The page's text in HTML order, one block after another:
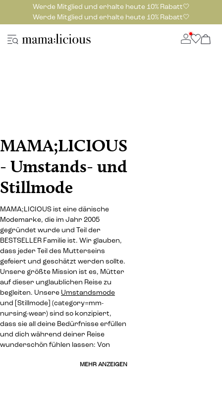
Werde Mitglied und erhalte heute 10% Rabatt🤍
Werde Mitglied und erhalte heute 10% Rabatt🤍
MAMA;LICIOUS
- Umstands- und
Stillmode
MAMA;LICIOUS ist eine dänische
Modemarke, die im Jahr 2005
gegründet wurde und Teil der
BESTSELLER Familie ist. Wir glauben,
dass jeder Teil des Mutterseins
gefeiert und geschätzt werden sollte.
Unsere größte Mission ist es, Mütter
auf dieser unglaublichen Reise zu
begleiten. Unsere Umstandsmode
und [Stillmode] (category=mm-
nursing-wear) sind so konzipiert,
dass sie all deine Bedürfnisse erfüllen
und dich während deiner Reise
wunderschön fühlen lassen: Von
MEHR ANZEIGEN